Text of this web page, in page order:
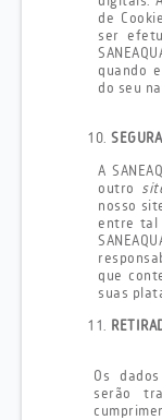
de
ser
quando
do seu
A
outro
nosso
entre tal
que
suas
Os
serão